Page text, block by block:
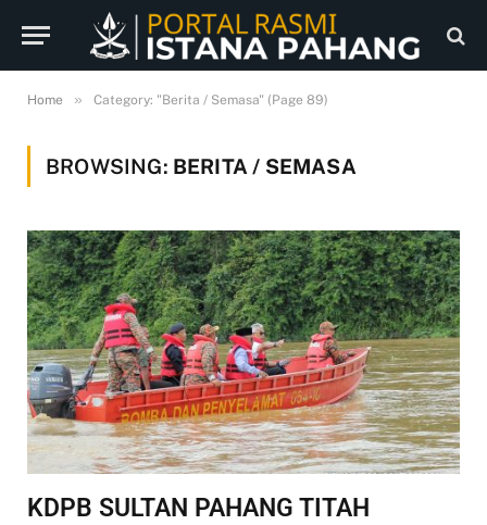
Home » Category: "Berita / Semasa" (Page 89)
BROWSING: BERITA / SEMASA
KDPB SULTAN PAHANG TITAH